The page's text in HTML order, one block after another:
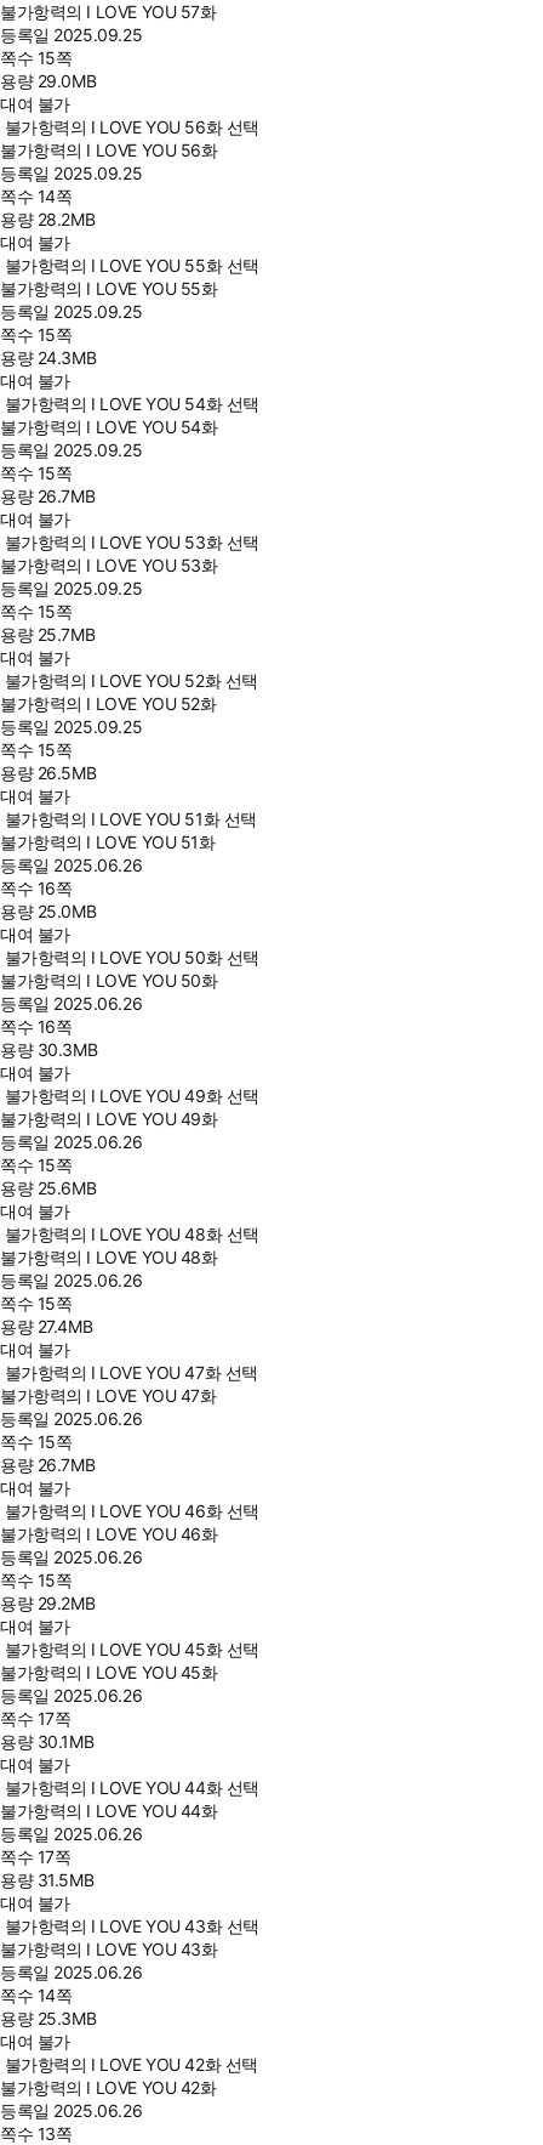
불가항력의 I LOVE YOU 57화
등록일 2025.09.25
쪽수 15쪽
용량 29.0MB
대여 불가
불가항력의 I LOVE YOU 56화 선택
불가항력의 I LOVE YOU 56화
등록일 2025.09.25
쪽수 14쪽
용량 28.2MB
대여 불가
불가항력의 I LOVE YOU 55화 선택
불가항력의 I LOVE YOU 55화
등록일 2025.09.25
쪽수 15쪽
용량 24.3MB
대여 불가
불가항력의 I LOVE YOU 54화 선택
불가항력의 I LOVE YOU 54화
등록일 2025.09.25
쪽수 15쪽
용량 26.7MB
대여 불가
불가항력의 I LOVE YOU 53화 선택
불가항력의 I LOVE YOU 53화
등록일 2025.09.25
쪽수 15쪽
용량 25.7MB
대여 불가
불가항력의 I LOVE YOU 52화 선택
불가항력의 I LOVE YOU 52화
등록일 2025.09.25
쪽수 15쪽
용량 26.5MB
대여 불가
불가항력의 I LOVE YOU 51화 선택
불가항력의 I LOVE YOU 51화
등록일 2025.06.26
쪽수 16쪽
용량 25.0MB
대여 불가
불가항력의 I LOVE YOU 50화 선택
불가항력의 I LOVE YOU 50화
등록일 2025.06.26
쪽수 16쪽
용량 30.3MB
대여 불가
불가항력의 I LOVE YOU 49화 선택
불가항력의 I LOVE YOU 49화
등록일 2025.06.26
쪽수 15쪽
용량 25.6MB
대여 불가
불가항력의 I LOVE YOU 48화 선택
불가항력의 I LOVE YOU 48화
등록일 2025.06.26
쪽수 15쪽
용량 27.4MB
대여 불가
불가항력의 I LOVE YOU 47화 선택
불가항력의 I LOVE YOU 47화
등록일 2025.06.26
쪽수 15쪽
용량 26.7MB
대여 불가
불가항력의 I LOVE YOU 46화 선택
불가항력의 I LOVE YOU 46화
등록일 2025.06.26
쪽수 15쪽
용량 29.2MB
대여 불가
불가항력의 I LOVE YOU 45화 선택
불가항력의 I LOVE YOU 45화
등록일 2025.06.26
쪽수 17쪽
용량 30.1MB
대여 불가
불가항력의 I LOVE YOU 44화 선택
불가항력의 I LOVE YOU 44화
등록일 2025.06.26
쪽수 17쪽
용량 31.5MB
대여 불가
불가항력의 I LOVE YOU 43화 선택
불가항력의 I LOVE YOU 43화
등록일 2025.06.26
쪽수 14쪽
용량 25.3MB
대여 불가
불가항력의 I LOVE YOU 42화 선택
불가항력의 I LOVE YOU 42화
등록일 2025.06.26
쪽수 13쪽